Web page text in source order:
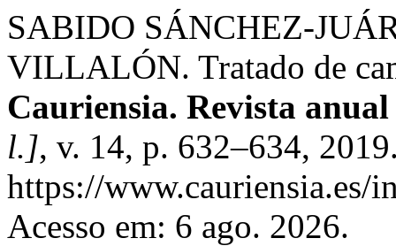
SABIDO SÁNCHEZ-
VILLALÓN. Tratado de
Cauriensia. Revista
l.], v. 14, p. 632–634,
https://www.cauriensia.es/
Acesso em: 6 ago. 2026.